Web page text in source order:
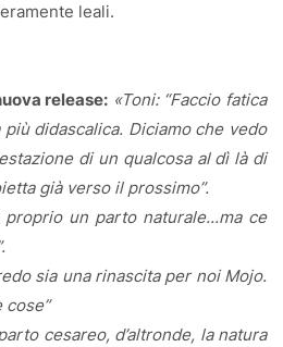
leali.
release: «Toni: “Faccio fatica
didascalica. Diciamo che vedo
di un qualcosa al dì là di
già verso il prossimo”.
un parto naturale...ma ce
sia una rinascita per noi Mojo.
cose”
cesareo, d’altronde, la natura